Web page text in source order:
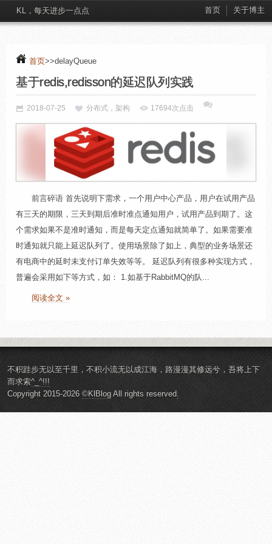
KL，每天进步一点点 首页 关于博主
首页>>delayQueue
基于redis,redisson的延迟队列实践
2018-07-25 分布式，架构 17694次点击
前言碎语 首先说明下需求，一个用户中心产品，用户在试用产品
有三天的期限，三天到期后准时准点通知用户，试用产品到期了。这
个需求如果不是准时通知，而是每天定点通知就简单了。如果需要准
时通知就只能上延迟队列了。使用场景除了如上，典型的业务场景还
有电商中的延时未支付订单失效等等。 延迟队列有很多种实现方式，
普遍会采用如下等方式，如： 1.如基于RabbitMQ的队...
阅读全文 »
不积跬步无以至千里，不积小流无以成江海，路漫漫其修远兮，吾将上下
而求索^_^!!!
Copyright 2015-2026 ©KlBlog All rights reserved.